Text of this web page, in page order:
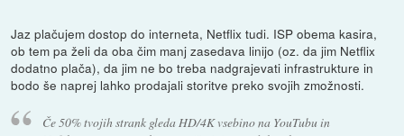
Jaz plačujem dostop do interneta, Netflix tudi. ISP obema kasira,
ob tem pa želi da oba čim manj zasedava linijo (oz. da jim Netflix
dodatno plača), da jim ne bo treba nadgrajevati infrastrukture in
bodo še naprej lahko prodajali storitve preko svojih zmožnosti.
Če 50% tvojih strank gleda HD/4K vsebino na YouTubu in